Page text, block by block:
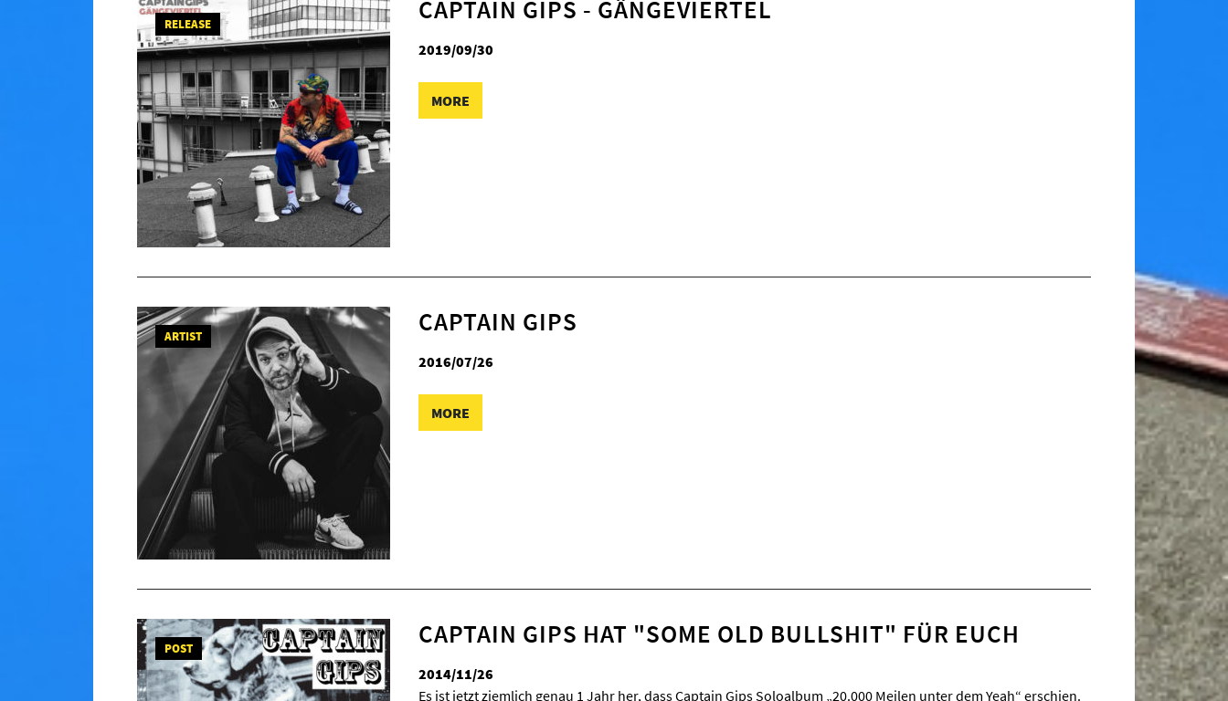
RELEASE CAPTAIN GIPS - GÄNGEVIERTEL
2019/09/30
MORE
ARTIST CAPTAIN GIPS
2016/07/26
MORE
POST CAPTAIN GIPS HAT "SOME OLD BULLSHIT" FÜR EUCH
2014/11/26
Es ist jetzt ziemlich genau 1 Jahr her, dass Captain Gips Soloalbum „20.000 Meilen unter dem Yeah“ erschien.